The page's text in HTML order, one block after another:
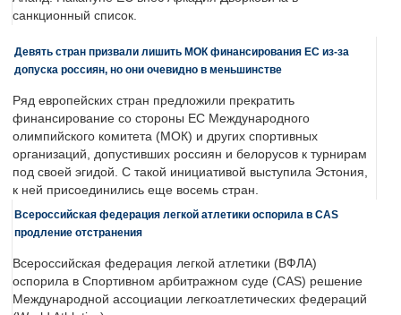
санкционный список.
Девять стран призвали лишить МОК финансирования ЕС из-за
допуска россиян, но они очевидно в меньшинстве
Ряд европейских стран предложили прекратить
финансирование со стороны ЕС Международного
олимпийского комитета (МОК) и других спортивных
организаций, допустивших россиян и белорусов к турнирам
под своей эгидой. С такой инициативой выступила Эстония,
к ней присоединились еще восемь стран.
Всероссийская федерация легкой атлетики оспорила в CAS
продление отстранения
Всероссийская федерация легкой атлетики (ВФЛА)
оспорила в Спортивном арбитражном суде (CAS) решение
Международной ассоциации легкоатлетических федераций